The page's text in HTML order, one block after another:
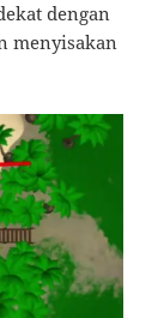
dengan
menyisakan